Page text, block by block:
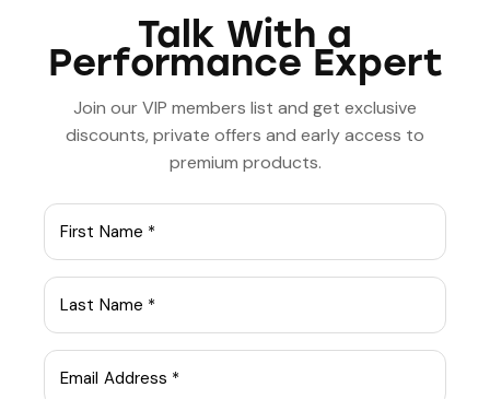
ultricies risus, vel rutrum erat commodo ut. Praesent
finibus congue euismod. Nullam scelerisque massa vel
augue placerat, a tempor sem egestas. Curabitur
Hospital
Talk With a
Performance Expert
Join our VIP members list and get exclusive
discounts, private offers and early access to
premium products.